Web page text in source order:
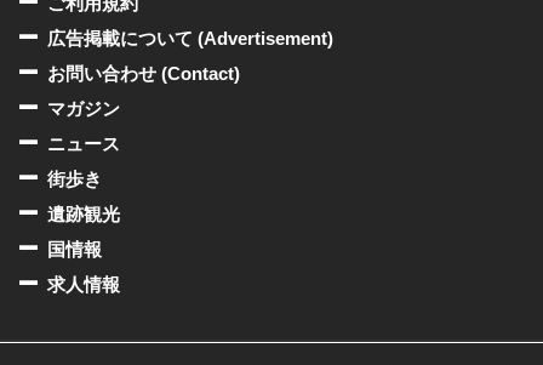
広告掲載について (Advertisement)
お問い合わせ (Contact)
マガジン
ニュース
街歩き
遺跡観光
国情報
求人情報